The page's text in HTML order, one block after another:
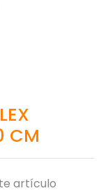
CM
artículo